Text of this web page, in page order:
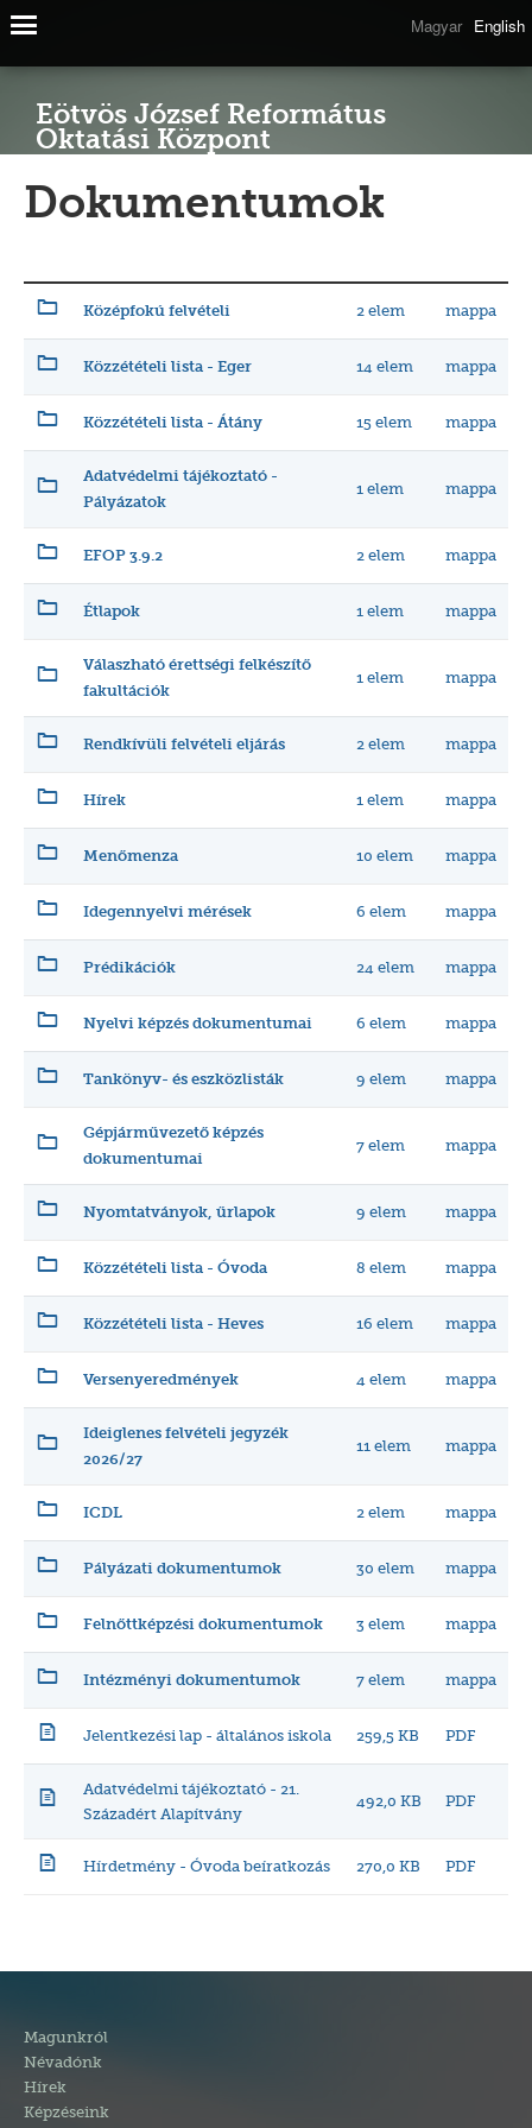
Magyar English
Eötvös József Református
Oktatási Központ
Dokumentumok
Középfokú felvételi 2 elem mappa
Közzétételi lista - Eger 14 elem mappa
Közzétételi lista - Átány 15 elem mappa
Adatvédelmi tájékoztató -
Pályázatok
1 elem mappa
EFOP 3.9.2 2 elem mappa
Étlapok 1 elem mappa
Válaszható érettségi felkészítő
fakultációk
1 elem mappa
Rendkívüli felvételi eljárás 2 elem mappa
Hírek 1 elem mappa
Menőmenza 10 elem mappa
Idegennyelvi mérések 6 elem mappa
Prédikációk 24 elem mappa
Nyelvi képzés dokumentumai 6 elem mappa
Tankönyv- és eszközlisták 9 elem mappa
Gépjárművezető képzés
dokumentumai
7 elem mappa
Nyomtatványok, űrlapok 9 elem mappa
Közzétételi lista - Óvoda 8 elem mappa
Közzétételi lista - Heves 16 elem mappa
Versenyeredmények 4 elem mappa
Ideiglenes felvételi jegyzék
2026/27
11 elem mappa
ICDL 2 elem mappa
Pályázati dokumentumok 30 elem mappa
Felnőttképzési dokumentumok 3 elem mappa
Intézményi dokumentumok 7 elem mappa
Jelentkezési lap - általános iskola 259,5 KB PDF
Adatvédelmi tájékoztató - 21.
Századért Alapítvány
492,0 KB PDF
Hírdetmény - Óvoda beíratkozás 270,0 KB PDF
Magunkról
Névadónk
Hírek
Képzéseink